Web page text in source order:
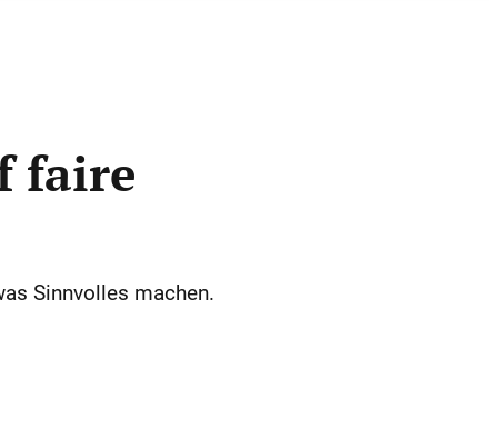
faire
Sinnvolles machen.